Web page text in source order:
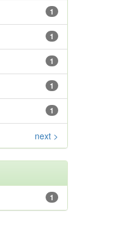
1
1
1
1
1
next >
1